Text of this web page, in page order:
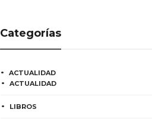
Categorías
ACTUALIDAD
ACTUALIDAD
LIBROS